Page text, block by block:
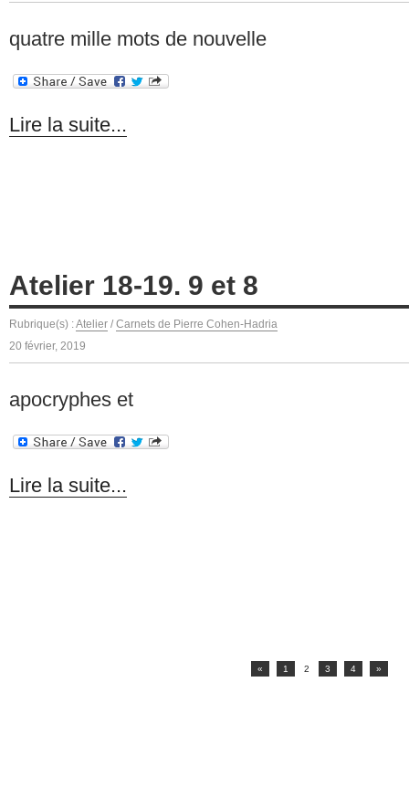
quatre mille mots de nouvelle
Lire la suite...
Atelier 18-19. 9 et 8
Rubrique(s) :Atelier / Carnets de Pierre Cohen-Hadria
20 février, 2019
apocryphes et
Lire la suite...
« 1 2 3 4 »